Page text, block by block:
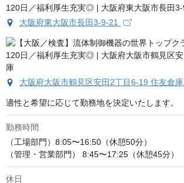
大阪府東大阪市長田3-9-21
大阪府大阪市鶴見区安田2丁目6‐19 住友倉庫
適性と希望に応じて勤務地を決定いたします。
勤務時間
（工場部門）8:05〜16:50（休憩50分）
（管理・営業部門） 8:45〜17:25（休憩45分）
休日